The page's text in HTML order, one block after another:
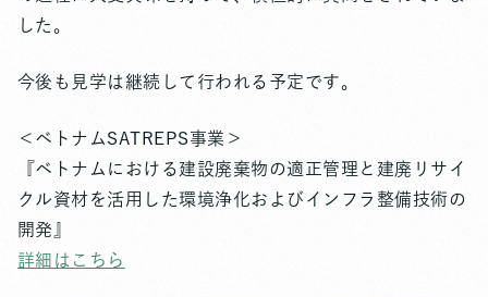
した。
今後も見学は継続して行われる予定です。
＜ベトナムSATREPS事業＞
『ベトナムにおける建設廃棄物の適正管理と建廃リサイ
クル資材を活用した環境浄化およびインフラ整備技術の
開発』
詳細はこちら